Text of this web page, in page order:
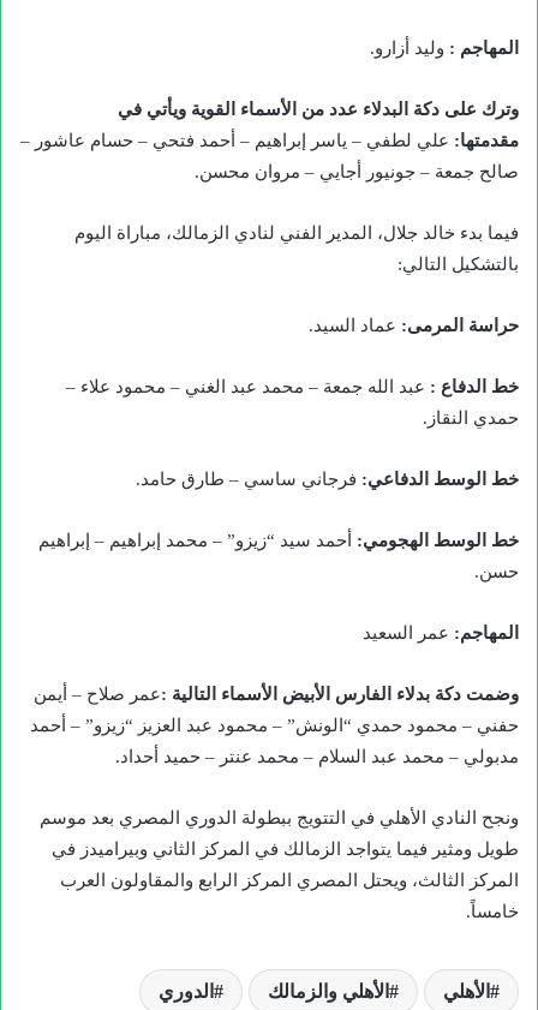
المهاجم : وليد أزارو.
وترك على دكة البدلاء عدد من الأسماء القوية ويأتي في
مقدمتها: علي لطفي – ياسر إبراهيم – أحمد فتحي – حسام عاشور –
صالح جمعة – جونيور أجايي – مروان محسن.
فيما بدء خالد جلال، المدير الفني لنادي الزمالك، مباراة اليوم
بالتشكيل التالي:
حراسة المرمى: عماد السيد.
خط الدفاع : عبد الله جمعة – محمد عبد الغني – محمود علاء –
حمدي النقاز.
خط الوسط الدفاعي: فرجاني ساسي – طارق حامد.
خط الوسط الهجومي: أحمد سيد “زيزو” – محمد إبراهيم – إبراهيم
حسن.
المهاجم: عمر السعيد
وضمت دكة بدلاء الفارس الأبيض الأسماء التالية :عمر صلاح – أيمن
حفني – محمود حمدي “الونش” – محمود عبد العزيز “زيزو” – أحمد
مدبولي – محمد عبد السلام – محمد عنتر – حميد أحداد.
ونجح النادي الأهلي في التتويج ببطولة الدوري المصري بعد موسم
طويل ومثير فيما يتواجد الزمالك في المركز الثاني وبيراميدز في
المركز الثالث، ويحتل المصري المركز الرابع والمقاولون العرب
خامساً.
الأهلي الأهلي والزمالك الدوري